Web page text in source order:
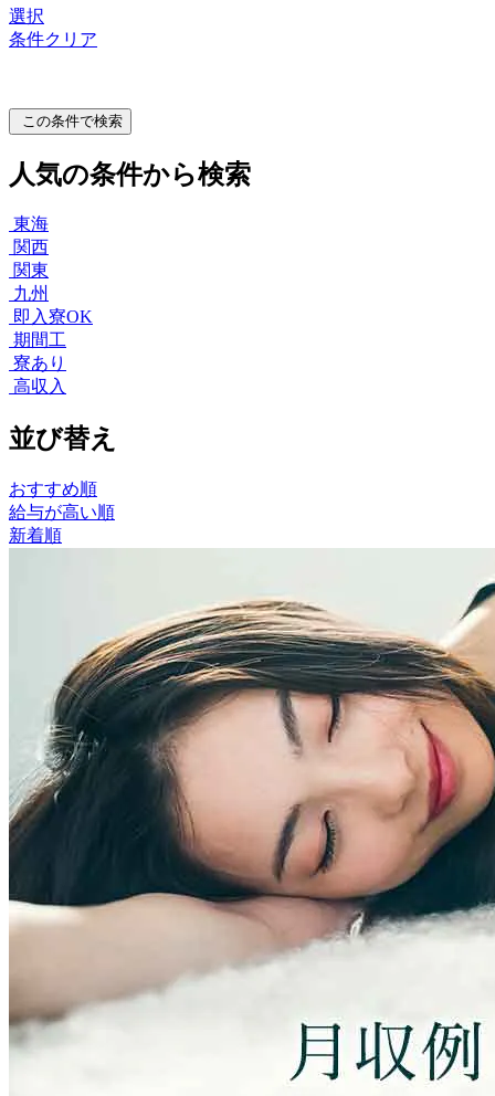
選択
条件クリア
この条件で検索
人気の条件から検索
東海
関西
関東
九州
即入寮OK
期間工
寮あり
高収入
並び替え
おすすめ順
給与が高い順
新着順